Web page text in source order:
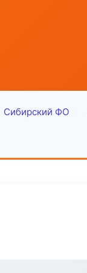
Сибирский ФО